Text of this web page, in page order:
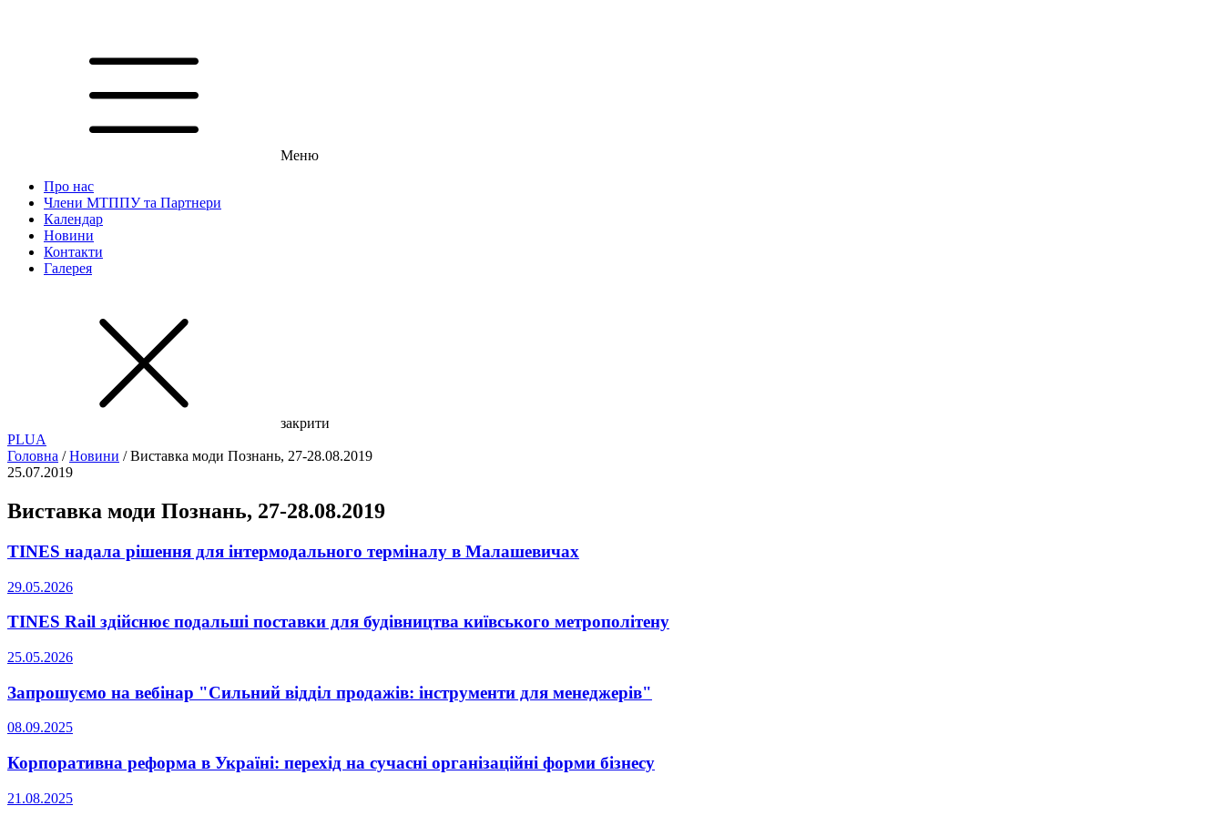
Меню
Про нас
Члени МТППУ та Партнери
Календар
Новини
Контакти
Галерея
закрити
PLUA
Головна / Новини / Виставка моди Познань, 27-28.08.2019
25.07.2019
Виставка моди Познань, 27-28.08.2019
TINES надала рішення для інтермодального терміналу в Малашевичах
29.05.2026
TINES Rail здійснює подальші поставки для будівництва київського метрополітену
25.05.2026
Запрошуємо на вебінар "Сильний відділ продажів: інструменти для менеджерів"
08.09.2025
Корпоративна реформа в Україні: перехід на сучасні організаційні форми бізнесу
21.08.2025